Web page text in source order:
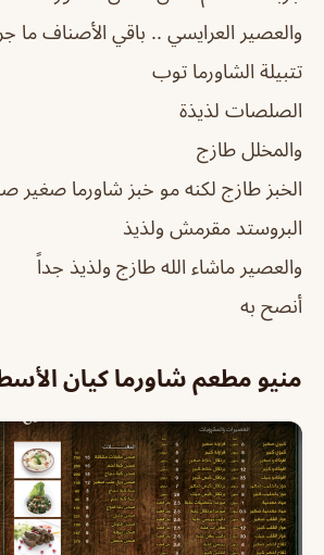
والعصير العرايسي .. باقي الأصناف ما
تتبيلة الشاورما توب
الصلصات لذيذة
والمخلل طازج
الخبز طازج لكنه مو خبز شاورما صغير
البروستد مقرمش ولذيذ
والعصير ماشاء الله طازج ولذيذ جداً
أنصح به
منيو مطعم شاورما كيان